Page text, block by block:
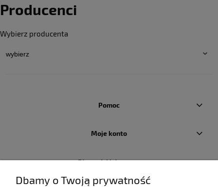
Producenci
Wybierz producenta
Pomoc
Moje konto
Płatności i dostawa
Dbamy o Twoją prywatność